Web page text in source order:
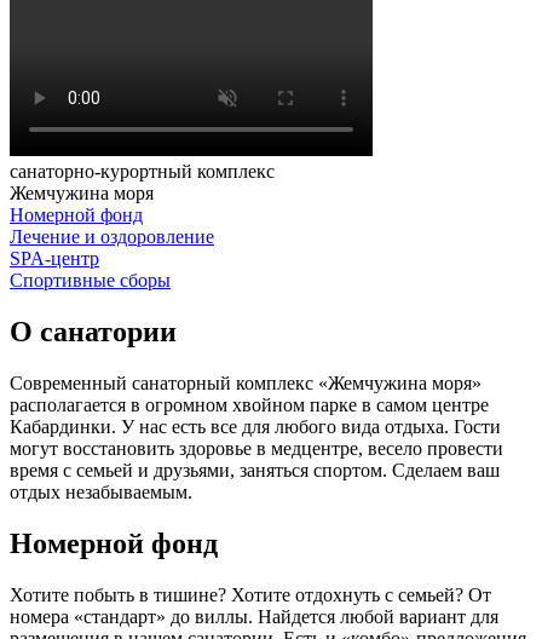
санаторно-курортный комплекс
Жемчужина моря
Номерной фонд
Лечение и оздоровление
SPA-центр
Спортивные сборы
О санатории
Современный санаторный комплекс «Жемчужина моря»
располагается в огромном хвойном парке в самом центре
Кабардинки. У нас есть все для любого вида отдыха. Гости
могут восстановить здоровье в медцентре, весело провести
время с семьей и друзьями, заняться спортом. Сделаем ваш
отдых незабываемым.
Номерной фонд
Хотите побыть в тишине? Хотите отдохнуть с семьей? От
номера «стандарт» до виллы. Найдется любой вариант для